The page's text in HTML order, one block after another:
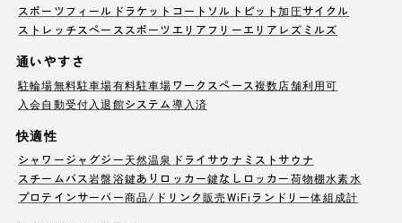
スポーツフィールド ラケットコート ソルトピット加圧サイクル
ストレッチスペース スポーツエリア フリーエリア レズミルズ
通いやすさ
駐輪場無料駐車場有料駐車場ワークスペース複数店舗利用可
入会自動受付 入退館システム導入済
快適性
シャワージャグジー天然温泉 ドライサウナ ミストサウナ
スチームバス岩盤浴鍵ありロッカー鍵なしロッカー荷物棚水素水
プロテインサーバー商品/ドリンク販売WiFi ランドリー体組成計